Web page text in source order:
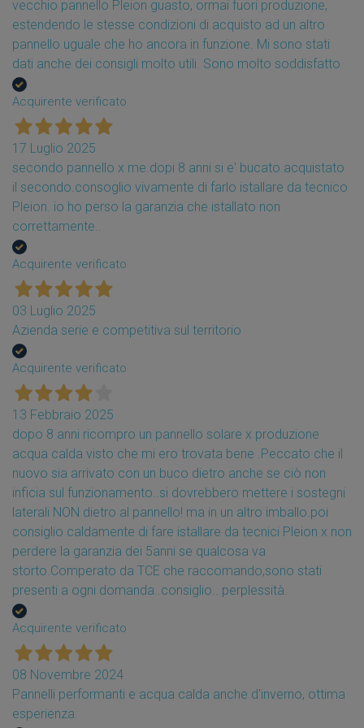
vecchio pannello Pleion guasto, ormai fuori produzione,
estendendo le stesse condizioni di acquisto ad un altro
pannello uguale che ho ancora in funzione. Mi sono stati
dati anche dei consigli molto utili. Sono molto soddisfatto
Acquirente verificato
17 Luglio 2025
secondo pannello x me.dopi 8 anni si e' bucato.acquistato
il secondo.consoglio vivamente di farlo istallare da tecnico
Pleion. io ho perso la garanzia che istallato non
correttamente..
Acquirente verificato
03 Luglio 2025
Azienda serie e competitiva sul territorio
Acquirente verificato
13 Febbraio 2025
dopo 8 anni ricompro un pannello solare x produzione
acqua calda visto che mi ero trovata bene .Peccato che il
nuovo sia arrivato con un buco dietro anche se ciò non
inficia sul funzionamento..si dovrebbero mettere i sostegni
laterali NON dietro al pannello! ma in un altro imballo.poi
consiglio caldamente di fare istallare da tecnici Pleion x non
perdere la garanzia dei 5anni se qualcosa va
storto.Comperato da TCE che raccomando,sono stati
presenti a ogni domanda..consiglio.. perplessità.
Acquirente verificato
08 Novembre 2024
Pannelli performanti e acqua calda anche d'inverno, ottima
esperienza.